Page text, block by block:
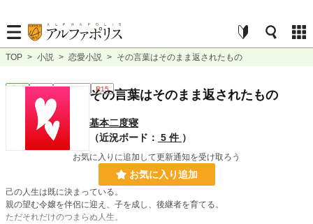
TOP > 小説 > 恋愛小説 > その言葉はそのまま返されたもの
完結 ｼｮｰﾄｼｮｰﾄ R15
その言葉はそのまま返されたもの
基本二度寝
（近況ボード： 5 件 ）
お気に入りに追加して更新通知を受け取ろう
お気に入り追加
己の人生は既に決まっている。
親の望む令嬢を伴侶に迎え、子を成し、後継者を育てる。
ただそれだけのつまらぬ人生。